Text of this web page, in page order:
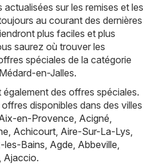
sur les remises et les
au courant des dernières
plus faciles et plus
saurez où trouver les
spéciales de la catégorie
en-Jalles.
des offres spéciales.
disponibles dans des villes
en-Provence Acigné
Achicourt Aire-Sur-La-Lys
les-Bains Agde Abbeville
Ajaccio.